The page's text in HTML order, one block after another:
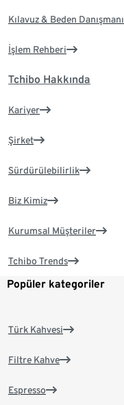
Kılavuz & Beden Danışmanı
İşlem Rehberi
Tchibo Hakkında
Kariyer
Şirket
Sürdürülebilirlik
Biz Kimiz
Kurumsal Müşteriler
Tchibo Trends
Popüler kategoriler
Türk Kahvesi
Filtre Kahve
Espresso